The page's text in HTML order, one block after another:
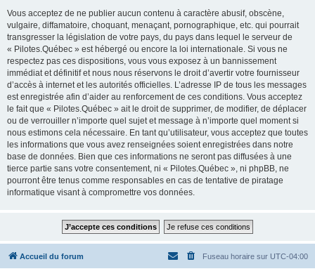
Vous acceptez de ne publier aucun contenu à caractère abusif, obscène,
vulgaire, diffamatoire, choquant, menaçant, pornographique, etc. qui pourrait
transgresser la législation de votre pays, du pays dans lequel le serveur de
« Pilotes.Québec » est hébergé ou encore la loi internationale. Si vous ne
respectez pas ces dispositions, vous vous exposez à un bannissement
immédiat et définitif et nous nous réservons le droit d’avertir votre fournisseur
d’accès à internet et les autorités officielles. L’adresse IP de tous les messages
est enregistrée afin d’aider au renforcement de ces conditions. Vous acceptez
le fait que « Pilotes.Québec » ait le droit de supprimer, de modifier, de déplacer
ou de verrouiller n’importe quel sujet et message à n’importe quel moment si
nous estimons cela nécessaire. En tant qu’utilisateur, vous acceptez que toutes
les informations que vous avez renseignées soient enregistrées dans notre
base de données. Bien que ces informations ne seront pas diffusées à une
tierce partie sans votre consentement, ni « Pilotes.Québec », ni phpBB, ne
pourront être tenus comme responsables en cas de tentative de piratage
informatique visant à compromettre vos données.
Accueil du forum Fuseau horaire sur UTC-04:00